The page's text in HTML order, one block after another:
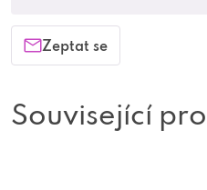
Zeptat se
Související